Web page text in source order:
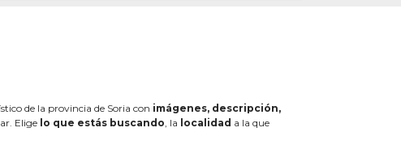
de la provincia de Soria con imágenes, descripción,
Elige lo que estás buscando, la localidad a la que